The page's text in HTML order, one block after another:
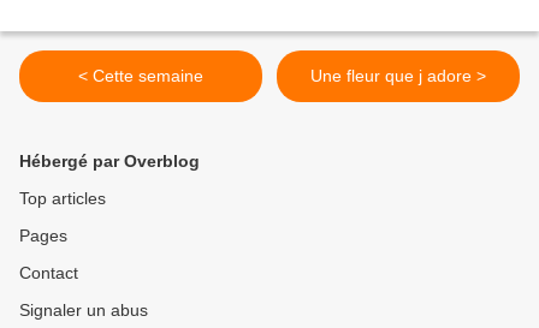
< Cette semaine Une fleur que j adore >
Hébergé par Overblog
Top articles
Pages
Contact
Signaler un abus